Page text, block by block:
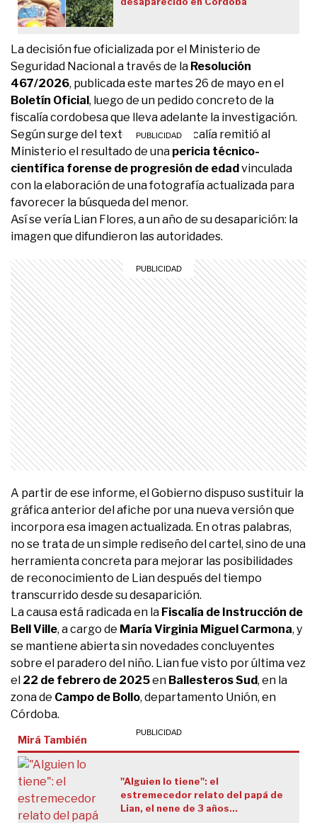
La decisión fue oficializada por el Ministerio de
Seguridad Nacional a través de la Resolución
467/2026, publicada este martes 26 de mayo en el
Boletín Oficial , luego de un pedido concreto de la
fiscalía cordobesa que lleva adelante la investigación.
Según surge del texto oficial, la fiscalía remitió al
Ministerio el resultado de una pericia técnico-
científica forense de progresión de edad vinculada
con la elaboración de una fotografía actualizada para
favorecer la búsqueda del menor.
Así se vería Lian Flores, a un año de su desaparición: la
imagen que difundieron las autoridades.
A partir de ese informe, el Gobierno dispuso sustituir la
gráfica anterior del afiche por una nueva versión que
incorpora esa imagen actualizada. En otras palabras,
no se trata de un simple rediseño del cartel, sino de una
herramienta concreta para mejorar las posibilidades
de reconocimiento de Lian después del tiempo
transcurrido desde su desaparición.
La causa está radicada en la Fiscalía de Instrucción de
Bell Ville, a cargo de María Virginia Miguel Carmona, y
se mantiene abierta sin novedades concluyentes
sobre el paradero del niño. Lian fue visto por última vez
el 22 de febrero de 2025en Ballesteros Sud, en la
zona de Campo de Bollo, departamento Unión, en
Córdoba.
Mirá También
"Alguien lo tiene": el
estremecedor relato del papá de
Lian, el nene de 3 años